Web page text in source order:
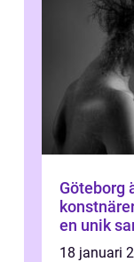
Göteborg
en unik
18 januari